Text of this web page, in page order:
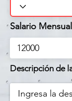
Salario Mensual
Descripción de
Ingresa la